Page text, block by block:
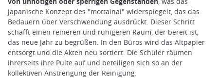
japanische Konzept des "mottainai" widerspiegelt, das das
Bedauern über Verschwendung ausdrückt. Dieser Schritt
schafft einen reineren und ruhigeren Raum, der bereit ist,
das neue Jahr zu begrüßen. In den Büros wird das Altpapier
entsorgt und die Akten neu sortiert. Die Schüler räumen
ihrerseits ihre Pulte auf und beteiligen sich so an der
kollektiven Anstrengung der Reinigung.